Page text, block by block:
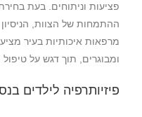
פציעות וניתוחים. בעת
ההתמחות של הצוות,
מרפאות איכותיות בעיר
ומבוגרים, תוך דגש על טיפול
פיזיותרפיה לילדים